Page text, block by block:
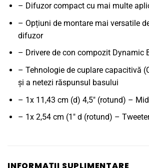
– Difuzor compact cu mai multe
– Opțiuni de montare mai versatile
difuzor
– Drivere de con compozit Dynamic
– Tehnologie de cuplare capacitivă
și a netezi răspunsul basului
– 1x 11,43 cm (d) 4,5" (rotund) –
– 1x 2,54 cm (1" d (rotund) –